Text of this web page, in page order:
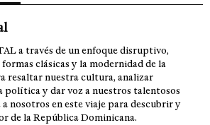
a través de un enfoque disruptivo,
clásicas y la modernidad de la
resaltar nuestra cultura, analizar
política y dar voz a nuestros talentosos
nosotros en este viaje para descubrir y
de la República Dominicana.